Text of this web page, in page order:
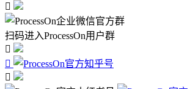

扫码进入ProcessOn用户群


